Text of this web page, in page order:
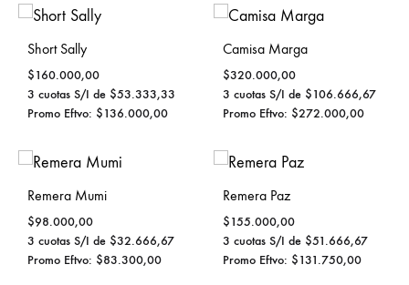
Short Sally
$160.000,00
3 cuotas S/I de $53.333,33
Promo Eftvo: $136.000,00
Camisa Marga
$320.000,00
3 cuotas S/I de $106.666,67
Promo Eftvo: $272.000,00
Remera Mumi
$98.000,00
3 cuotas S/I de $32.666,67
Promo Eftvo: $83.300,00
Remera Paz
$155.000,00
3 cuotas S/I de $51.666,67
Promo Eftvo: $131.750,00